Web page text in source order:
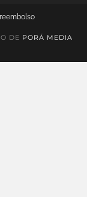
DE PORÁ MEDIA